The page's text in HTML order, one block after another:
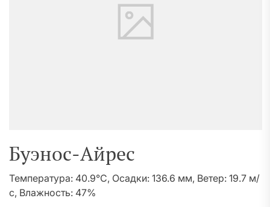
Буэнос-Айрес
Температура: 40.9°C, Осадки: 136.6 мм, Ветер: 19.7 м/
с, Влажность: 47%